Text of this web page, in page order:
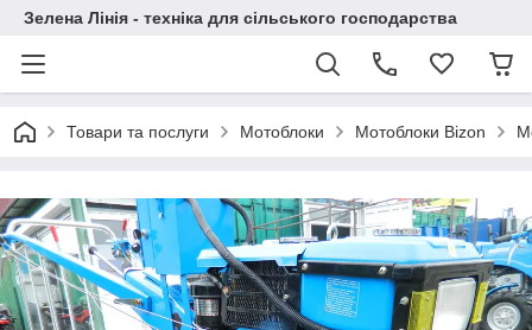
Зелена Лінія - техніка для сільського господарства
Товари та послуги Мотоблоки Мотоблоки Bizon